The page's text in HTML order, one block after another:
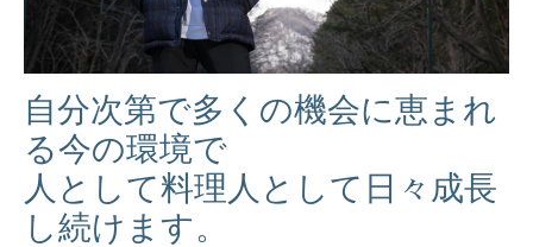
自分次第で多くの機会に恵まれ
る今の環境で
人として料理人として日々成長
し続けます。